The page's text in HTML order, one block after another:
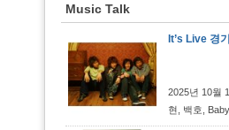
Music Talk
It’s Live 경
2025년 10월
현, 백호,